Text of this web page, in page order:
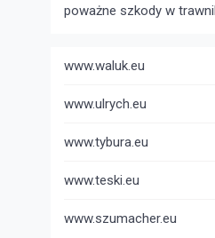
poważne szkody w
www.waluk.eu
www.ulrych.eu
www.tybura.eu
www.teski.eu
www.szumacher.eu